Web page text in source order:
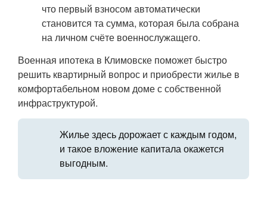
что первый взносом автоматически
становится та сумма, которая была собрана
на личном счёте военнослужащего.
Военная ипотека в Климовске поможет быстро
решить квартирный вопрос и приобрести жилье в
комфортабельном новом доме с собственной
инфраструктурой.
Жилье здесь дорожает с каждым годом,
и такое вложение капитала окажется
выгодным.